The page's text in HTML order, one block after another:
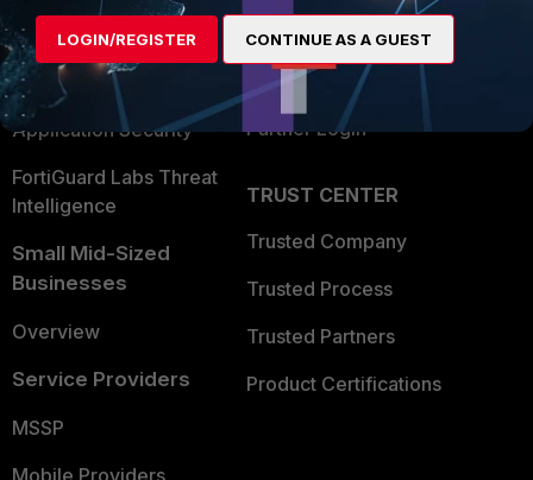
User and Device Security
Security Operations
Application Security
FortiGuard Labs Threat
Intelligence
Small Mid-Sized
Businesses
Overview
Service Providers
MSSP
Mobile Providers
Find a Partner
Become a Partner
Partner Login
TRUST CENTER
Trusted Company
Trusted Process
Trusted Partners
Product Certifications
LOGIN/REGISTER CONTINUE AS A GUEST